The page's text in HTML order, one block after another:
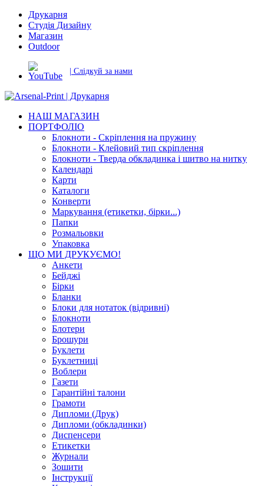
Друкарня
Студія Дизайну
Магазин
Outdoor
| Слідкуй за нами
НАШ МАГАЗИН
ПОРТФОЛІО
Блокноти - Скріплення на пружину
Блокноти - Клейовий тип скріплення
Блокноти - Тверда обкладинка і шитво на нитку
Календарі
Карти
Каталоги
Конверти
Маркування (етикетки, бірки...)
Папки
Розмальовки
Упаковка
ЩО МИ ДРУКУЄМО!
Анкети
Бейджі
Бірки
Бланки
Блоки для нотаток (відривні)
Блокноти
Блотери
Брошури
Буклети
Буклетниці
Воблери
Газети
Гарантійні талони
Грамоти
Дипломи (Друк)
Дипломи (обкладинки)
Диспенсери
Етикетки
Журнали
Зошити
Інструкції